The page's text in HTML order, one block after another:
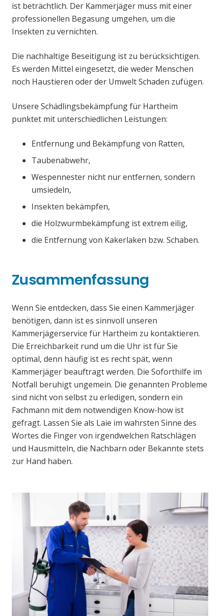
ist beträchtlich. Der Kammerjäger muss mit einer
professionellen Begasung umgehen, um die
Insekten zu vernichten.
Die nachhaltige Beseitigung ist zu berücksichtigen.
Es werden Mittel eingesetzt, die weder Menschen
noch Haustieren oder der Umwelt Schaden zufügen.
Unsere Schädlingsbekämpfung für Hartheim
punktet mit unterschiedlichen Leistungen:
Entfernung und Bekämpfung von Ratten,
Taubenabwehr,
Wespennester nicht nur entfernen, sondern
umsiedeln,
Insekten bekämpfen,
die Holzwurmbekämpfung ist extrem eilig,
die Entfernung von Kakerlaken bzw. Schaben.
Zusammenfassung
Wenn Sie entdecken, dass Sie einen Kammerjäger
benötigen, dann ist es sinnvoll unseren
Kammerjägerservice für Hartheim zu kontaktieren.
Die Erreichbarkeit rund um die Uhr ist für Sie
optimal, denn häufig ist es recht spät, wenn
Kammerjäger beauftragt werden. Die Soforthilfe im
Notfall beruhigt ungemein. Die genannten Probleme
sind nicht von selbst zu erledigen, sondern ein
Fachmann mit dem notwendigen Know-how ist
gefragt. Lassen Sie als Laie im wahrsten Sinne des
Wortes die Finger von irgendwelchen Ratschlägen
und Hausmitteln, die Nachbarn oder Bekannte stets
zur Hand haben.